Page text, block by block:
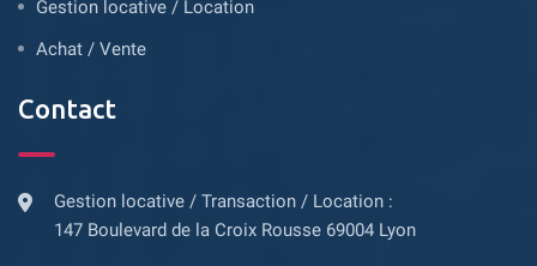
Gestion locative / Location
Achat / Vente
Contact
Gestion locative / Transaction / Location :
147 Boulevard de la Croix Rousse 69004 Lyon